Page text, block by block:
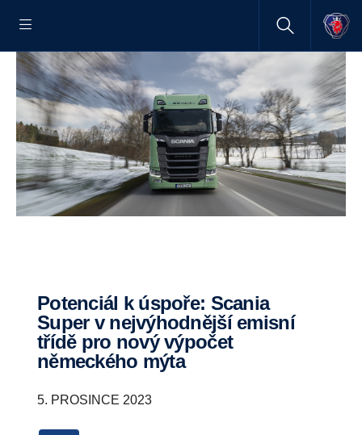
Potenciál k úspoře: Scania
Super v nejvýhodnější emisní
třídě pro nový výpočet
německého mýta
5. PROSINCE 2023